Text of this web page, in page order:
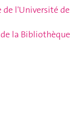
de l'Université de
la Bibliothèque